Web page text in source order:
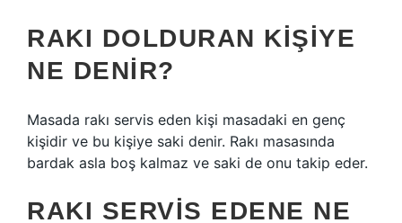
RAKI DOLDURAN KIŞIYE
NE DENIR?
Masada rakı servis eden kişi masadaki en genç
kişidir ve bu kişiye saki denir. Rakı masasında
bardak asla boş kalmaz ve saki de onu takip eder.
RAKI SERVIS EDENE NE